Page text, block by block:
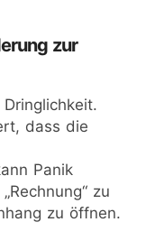
zur
dass die
Panik
zu
zu öffnen.